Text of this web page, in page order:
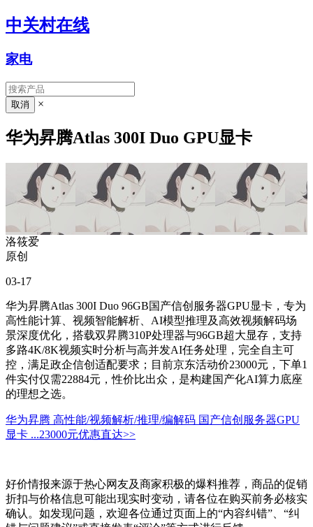
中关村在线
家电
×
华为昇腾Atlas 300I Duo GPU显卡
洛筱爱
原创
03-17
华为昇腾Atlas 300I Duo 96GB国产信创服务器GPU显卡，专为
高性能计算、视频智能解析、AI模型推理及高效视频解码场
景深度优化，搭载双昇腾310P处理器与96GB超大显存，支持
多路4K/8K视频实时分析与高并发AI任务处理，完全自主可
控，满足政企信创适配要求；目前京东活动价23000元，下单1
件实付仅需22884元，性价比出众，是构建国产化AI算力底座
的理想之选。
华为昇腾 高性能/视频解析/推理/编解码 国产信创服务器GPU
显卡 ...23000元优惠直达>>
好价情报来源于热心网友及商家积极的爆料推荐，商品的促销
折扣与价格信息可能出现实时变动，请各位在购买前务必核实
确认。如发现问题，欢迎各位通过页面上的“内容纠错”、“纠